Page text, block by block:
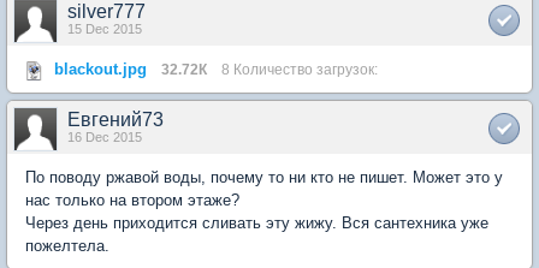
silver777
15 Dec 2015
blackout.jpg 32.72К 8 Количество загрузок:
Евгений73
16 Dec 2015
По поводу ржавой воды, почему то ни кто не пишет. Может это у
нас только на втором этаже?
Через день приходится сливать эту жижу. Вся сантехника уже
пожелтела.